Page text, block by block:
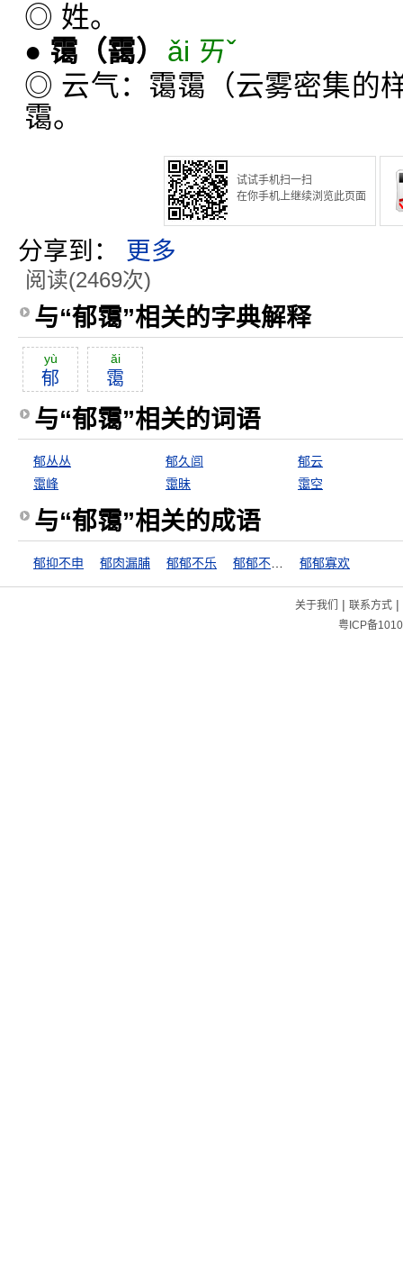
◎ 姓。
● 霭 （靄）
ǎi ㄞˇ
◎ 云气：霭霭（云雾密集的
霭。
试试手机扫一扫
在你手机上继续浏览此页面
分享到： 更多
阅读(2469次)
与“郁霭”相关的字典解释
yù
郁
ăi
霭
与“郁霭”相关的词语
郁丛丛 郁久闾
郁云
霭峰
霭昧 霭空
与“郁霭”相关的成语
郁抑不申 郁肉漏脯 郁郁不乐 郁郁寡欢
关于我们 | 联系方式|
粤ICP备